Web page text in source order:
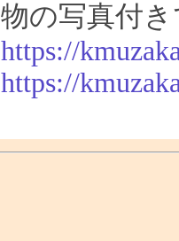
物の写真付
https://
https://